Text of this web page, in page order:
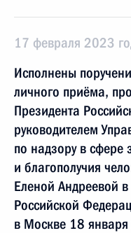
17 февраля 2023
Исполнены
личного приёма,
Президента
руководителем
по надзору в сфере
и благополучия
Еленой Андреевой
Российской
в Москве 18